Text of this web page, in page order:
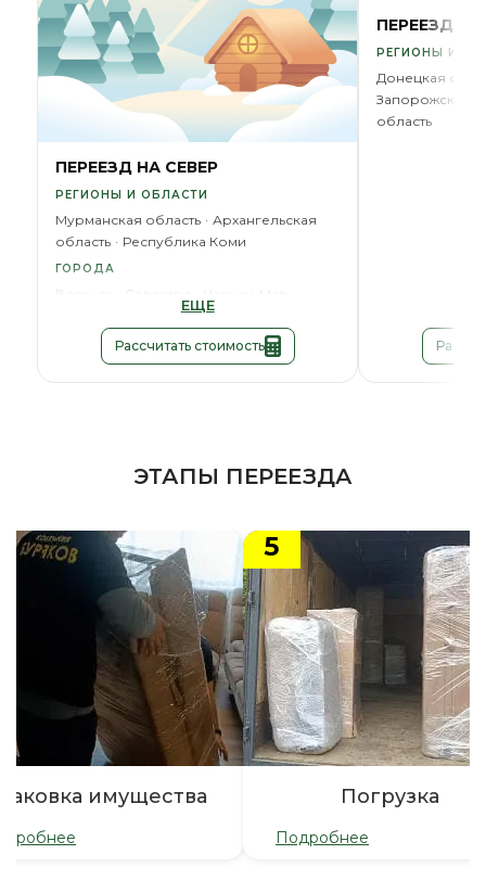
ПЕРЕЕЗД НА СЕВЕР
РЕГИОНЫ И ОБЛАСТИ
Мурманская область
Архангельская
область
Республика Коми
ГОРОДА
Воркута Нарьян-Мар
ЕЩЕ
Рассчитать стоимость
ПЕРЕЕЗД В
РЕГИОНЫ И
Донецкая
Запорожская
область
ЭТАПЫ ПЕРЕЕЗДА
имущества
5
Погрузка
Подробнее